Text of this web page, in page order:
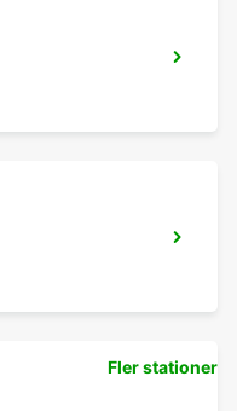
Fler stationer